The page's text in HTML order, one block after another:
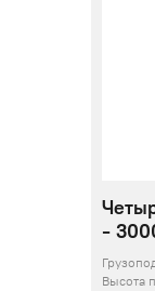
-
Высота